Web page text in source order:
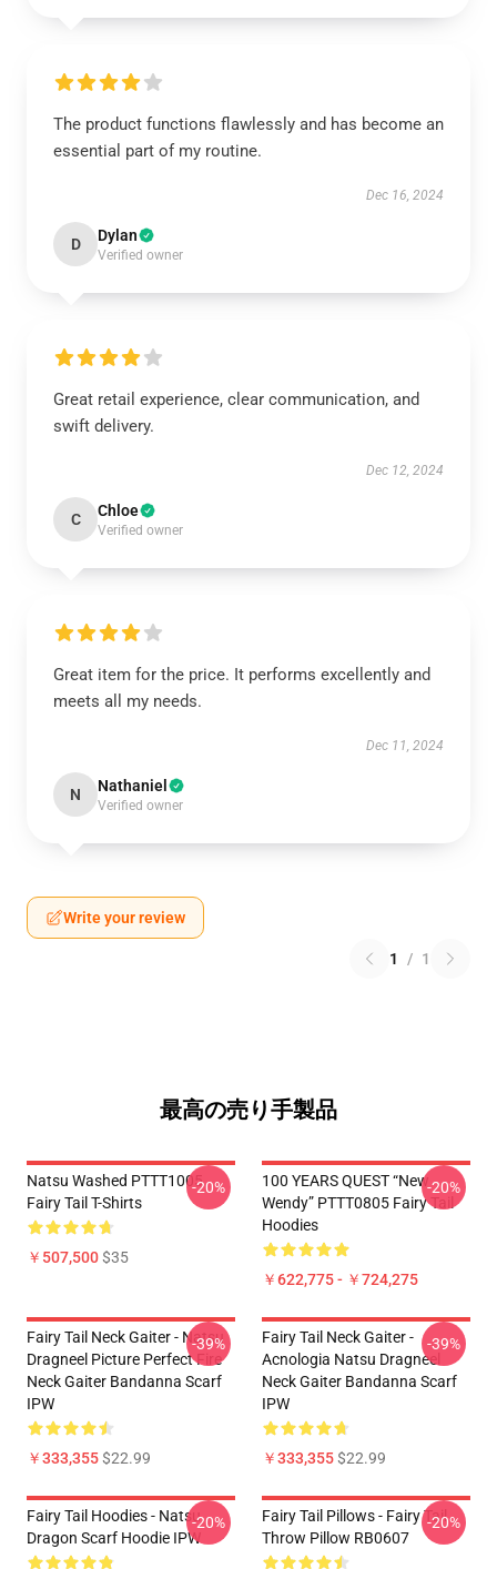
The product functions flawlessly and has become an
essential part of my routine.
Dec 16, 2024
D Dylan
Verified owner
Great retail experience, clear communication, and
swift delivery.
Dec 12, 2024
C Chloe
Verified owner
Great item for the price. It performs excellently and
meets all my needs.
Dec 11, 2024
N Nathaniel
Verified owner
Write your review
1 / 1
最高の売り手製品
Natsu Washed PTTT1005
Fairy Tail T-Shirts
￥507,500$35
-20%
100 YEARS QUEST “New
Wendy” PTTT0805 Fairy Tail
Hoodies
￥622,775 - ￥724,275
-20%
Fairy Tail Neck Gaiter - Natsu
Dragneel Picture Perfect Fire
Neck Gaiter Bandanna Scarf
IPW
￥333,355$22.99
-39%
Fairy Tail Neck Gaiter -
Acnologia Natsu Dragneel
Neck Gaiter Bandanna Scarf
IPW
￥333,355$22.99
-39%
Fairy Tail Hoodies - Natsu
Dragon Scarf Hoodie IPW
-20%
Fairy Tail Pillows - Fairy Tail
Throw Pillow RB0607
-20%